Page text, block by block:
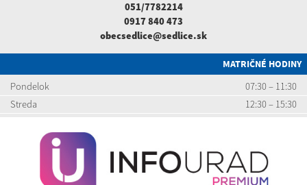
051/7782214
0917 840 473
obecsedlice@sedlice.sk
MATRIČNÉ HODINY
Pondelok
07:30 – 11:30
Streda
12:30 – 15:30